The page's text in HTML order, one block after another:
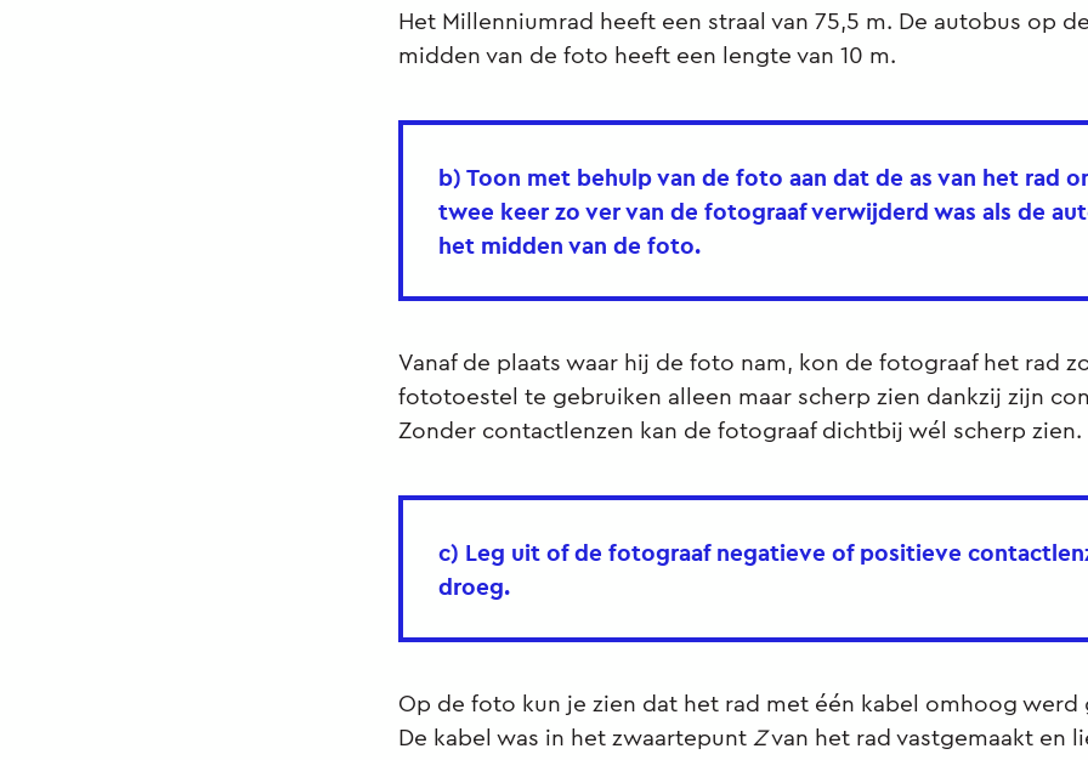
Het Millenniumrad heeft een straal van 75,5 m. De autobus op
midden van de foto heeft een lengte van 10 m.
b) Toon met behulp van de foto aan dat de as van het rad
twee keer zo ver van de fotograaf verwijderd was als de
het midden van de foto.
Vanaf de plaats waar hij de foto nam, kon de fotograaf het rad
fototoestel te gebruiken alleen maar scherp zien dankzij zijn
Zonder contactlenzen kan de fotograaf dichtbij wél scherp zien.
c) Leg uit of de fotograaf negatieve of positieve
droeg.
Op de foto kun je zien dat het rad met één kabel omhoog werd
De kabel was in het zwaartepuntZvan het rad vastgemaakt en